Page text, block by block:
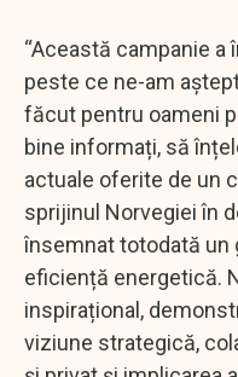
“Această campanie
peste ce ne-am
făcut pentru oameni
bine informați, să
actuale oferite de un
sprijinul Norvegiei în
însemnat totodată un
eficiență energetică.
inspirațional,
viziune strategică,